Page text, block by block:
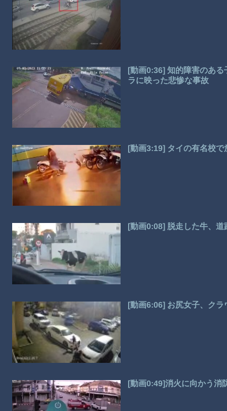
[動画0:36] 知的障害のあ
ラに映った悲惨な事故
[動画3:19] タイの有名校
[動画0:08] 脱走した牛、道
[動画6:06] お尻女子、ク
[動画0:49]消火に向かう消